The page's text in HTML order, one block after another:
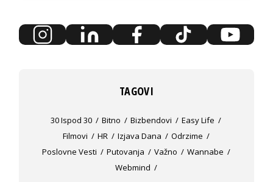
TAGOVI
30 Ispod 30 Bitno Bizbendovi
Easy Life
Filmovi
HR Izjava Dana
Odrzime
Poslovne Vesti
Putovanja Važno
Wannabe
Webmind